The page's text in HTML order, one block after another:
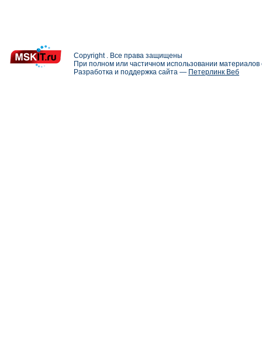
Copyright . Все права защищены
При полном или частичном использовании
Разработка и поддержка сайта — Петерлинк Веб